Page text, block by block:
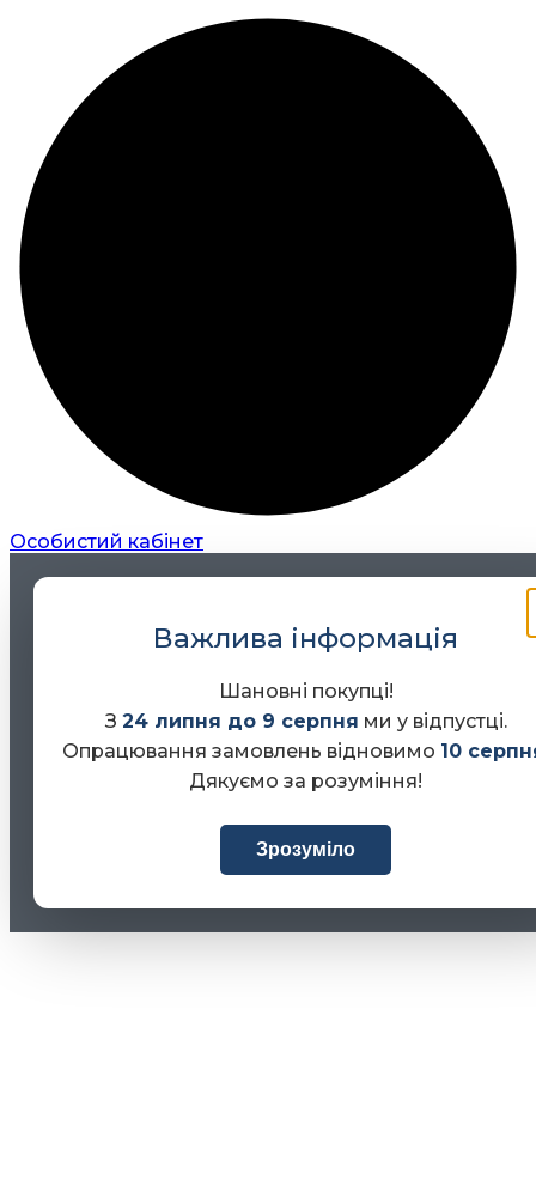
Особистий кабінет
Важлива інформація
Шановні покупці!
З 24 липня до 9 серпня ми у відпустці.
Опрацювання замовлень відновимо 10
Дякуємо за розуміння!
Зрозуміло